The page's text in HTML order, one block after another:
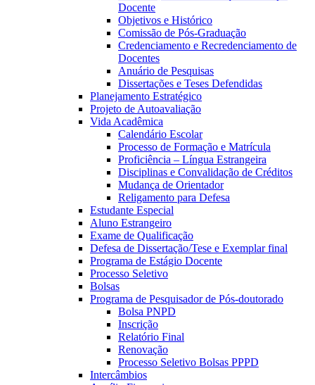
Docente
Objetivos e Histórico
Comissão de Pós-Graduação
Credenciamento e Recredenciamento de
Docentes
Anuário de Pesquisas
Dissertações e Teses Defendidas
Planejamento Estratégico
Projeto de Autoavaliação
Vida Acadêmica
Calendário Escolar
Processo de Formação e Matrícula
Proficiência – Língua Estrangeira
Disciplinas e Convalidação de Créditos
Mudança de Orientador
Religamento para Defesa
Estudante Especial
Aluno Estrangeiro
Exame de Qualificação
Defesa de Dissertação/Tese e Exemplar final
Programa de Estágio Docente
Processo Seletivo
Bolsas
Programa de Pesquisador de Pós-doutorado
Bolsa PNPD
Inscrição
Relatório Final
Renovação
Processo Seletivo Bolsas PPPD
Intercâmbios